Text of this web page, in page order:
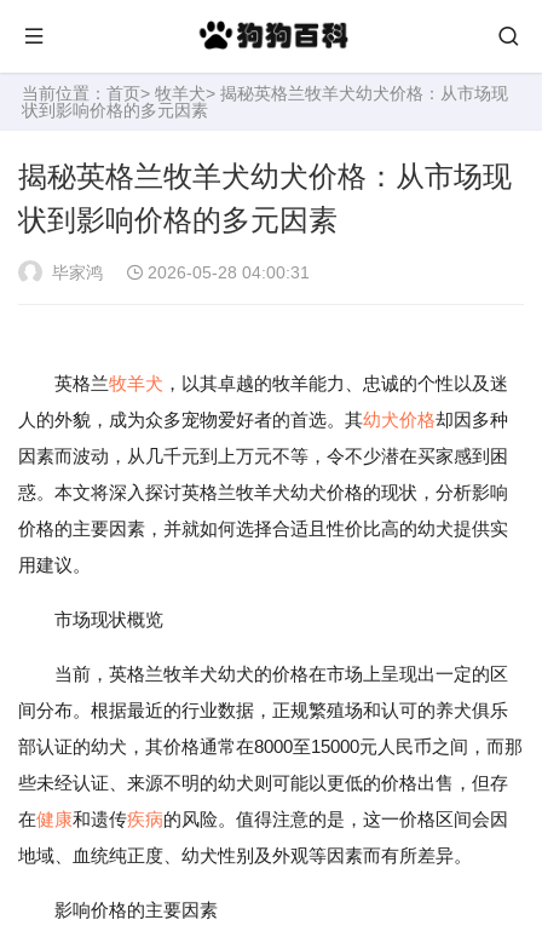
当前位置： 首页> 牧羊犬> 揭秘英格兰牧羊犬幼犬价格：从市场现
状到影响价格的多元因素
揭秘英格兰牧羊犬幼犬价格：从市场现
状到影响价格的多元因素
毕家鸿 2026-05-28 04:00:31
英格兰牧羊犬 ，以其卓越的牧羊能力、忠诚的个性以及迷
人的外貌，成为众多宠物爱好者的首选。其幼犬价格却因多种
因素而波动，从几千元到上万元不等，令不少潜在买家感到困
惑。本文将深入探讨英格兰牧羊犬幼犬价格的现状，分析影响
价格的主要因素，并就如何选择合适且性价比高的幼犬提供实
用建议。
市场现状概览
当前，英格兰牧羊犬幼犬的价格在市场上呈现出一定的区
间分布。根据最近的行业数据，正规繁殖场和认可的养犬俱乐
部认证的幼犬，其价格通常在8000至15000元人民币之间，而那
些未经认证、来源不明的幼犬则可能以更低的价格出售，但存
在健康和遗传疾病的风险。值得注意的是，这一价格区间会因
地域、血统纯正度、幼犬性别及外观等因素而有所差异。
影响价格的主要因素